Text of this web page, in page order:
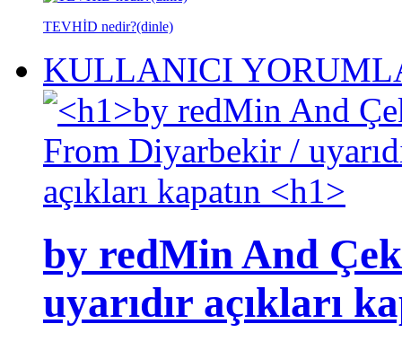
TEVHİD nedir?(dinle)
KULLANICI
by redMin And
uyarıdır açıkları